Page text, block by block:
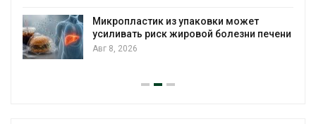
Камчатские северные олени набирают
вес перед осенней миграцией